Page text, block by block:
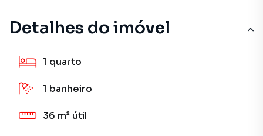
Detalhes do imóvel
1 quarto
1 banheiro
36 m² útil